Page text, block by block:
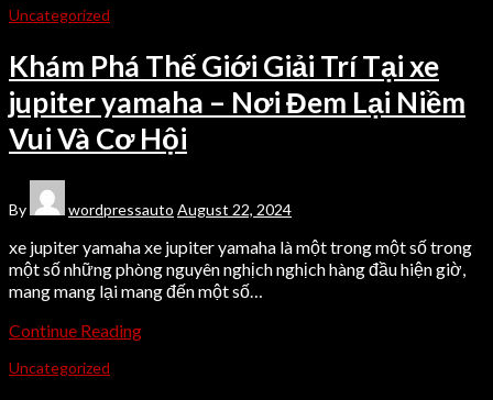
Uncategorized
Khám Phá Thế Giới Giải Trí Tại xe
jupiter yamaha – Nơi Đem Lại Niềm
Vui Và Cơ Hội
By wordpressauto August 22, 2024
xe jupiter yamaha xe jupiter yamaha là một trong một số trong
một số những phòng nguyên nghịch nghịch hàng đầu hiện giờ,
mang mang lại mang đến một số…
Continue Reading
Uncategorized